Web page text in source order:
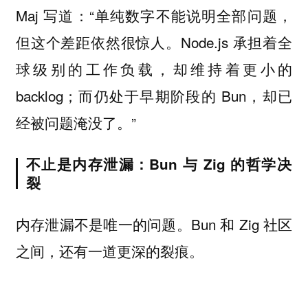
Maj 写道：“单纯数字不能说明全部问题，
但这个差距依然很惊人。Node.js 承担着全
球级别的工作负载，却维持着更小的
backlog；而仍处于早期阶段的 Bun，却已
经被问题淹没了。”
不止是内存泄漏：Bun 与 Zig 的哲学决
裂
内存泄漏不是唯一的问题。Bun 和 Zig 社区
之间，还有一道更深的裂痕。